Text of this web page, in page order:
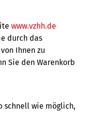
www.vzhh.de
durch das
Ihnen zu
Sie den Warenkorb
schnell wie möglich,